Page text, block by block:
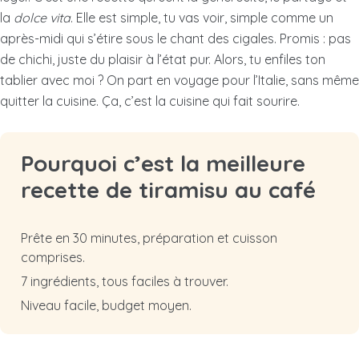
la dolce vita. Elle est simple, tu vas voir, simple comme un
après-midi qui s’étire sous le chant des cigales. Promis : pas
de chichi, juste du plaisir à l’état pur. Alors, tu enfiles ton
tablier avec moi ? On part en voyage pour l’Italie, sans même
quitter la cuisine. Ça, c’est la cuisine qui fait sourire.
Pourquoi c’est la meilleure
recette de tiramisu au café
Prête en 30 minutes, préparation et cuisson
comprises.
7 ingrédients, tous faciles à trouver.
Niveau facile, budget moyen.